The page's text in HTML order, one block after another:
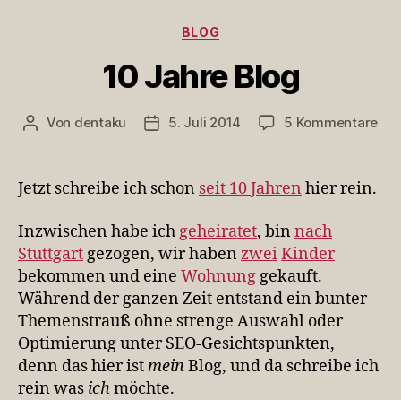
Kategorien
BLOG
10 Jahre Blog
Beitragsautor
Von dentaku Veröffentlichungsdatum
5. Juli 2014 5 Kommentarezu
Jetzt schreibe ich schon seit 10 Jahren hier rein.
Inzwischen habe ich geheiratet, bin nach
Stuttgart gezogen, wir haben zweiKinder
bekommen und eine Wohnung gekauft.
Während der ganzen Zeit entstand ein bunter
Themenstrauß ohne strenge Auswahl oder
Optimierung unter SEO-Gesichtspunkten,
denn das hier ist meinBlog, und da schreibe ich
rein was ichmöchte.